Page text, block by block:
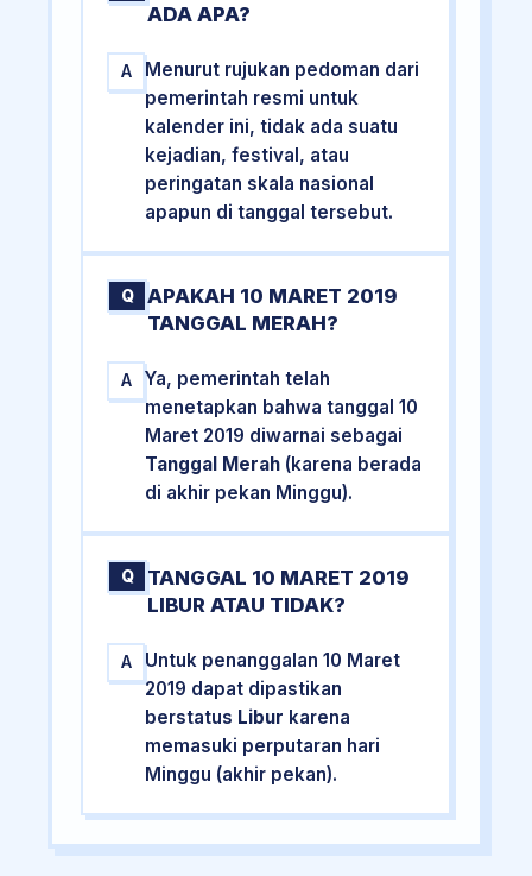
ADA APA?
A
Menurut rujukan pedoman dari
pemerintah resmi untuk
kalender ini, tidak ada suatu
kejadian, festival, atau
peringatan skala nasional
apapun di tanggal tersebut.
Q
APAKAH 10 MARET 2019
TANGGAL MERAH?
A
Ya, pemerintah telah
menetapkan bahwa tanggal 10
Maret 2019 diwarnai sebagai
Tanggal Merah (karena berada
di akhir pekan Minggu).
Q
TANGGAL 10 MARET 2019
LIBUR ATAU TIDAK?
A
Untuk penanggalan 10 Maret
2019 dapat dipastikan
berstatus Libur karena
memasuki perputaran hari
Minggu (akhir pekan).